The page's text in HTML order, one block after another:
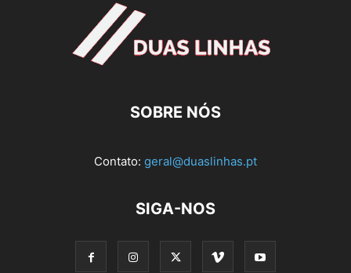
SOBRE NÓS
Contato: geral@duaslinhas.pt
SIGA-NOS